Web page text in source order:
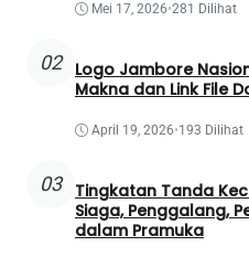
Mei 17, 2026•281 Dilihat
02
Logo Jambore
Makna dan Link File
April 19, 2026•193 Dilihat
03
Tingkatan Tanda
Siaga, Penggalang,
dalam Pramuka